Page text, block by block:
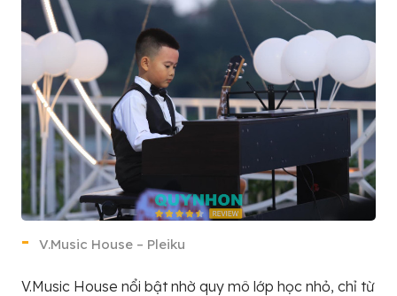
V.Music House – Pleiku
V.Music House nổi bật nhờ quy mô lớp học nhỏ, chỉ từ